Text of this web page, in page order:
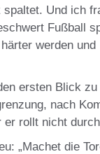
Und ich
Fußball
werden
ersten Blick
nach
rollt nicht
„Machet die